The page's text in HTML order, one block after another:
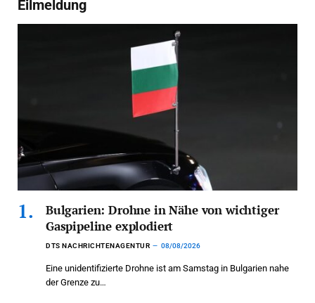
Eilmeldung
Bulgarien: Drohne in Nähe von wichtiger
Gaspipeline explodiert
DTS NACHRICHTENAGENTUR 08/08/2026
Eine unidentifizierte Drohne ist am Samstag in Bulgarien nahe
der Grenze zu…